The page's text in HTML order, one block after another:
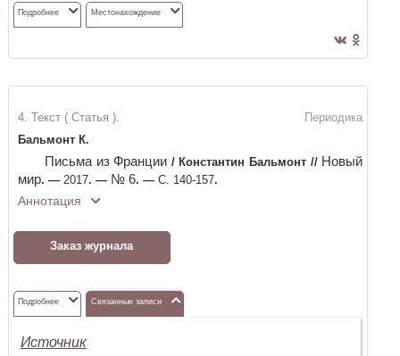
Подробнее Местонахождение
Периодика
4. Текст ( Статья ).
Бальмонт К.
Письма из Франции / Константин Бальмонт // Новый
мир. —2017. — № 6. —С. 140-157.
Аннотация
Заказ журнала
Подробнее Связанные записи
Источник